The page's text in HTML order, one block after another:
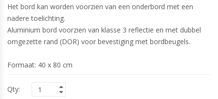
Het bord kan worden voorzien van een onderbord met een
nadere toelichting.
Aluminium bord voorzien van klasse 3 reflectie en met dubbel
omgezette rand (DOR) voor bevestiging met bordbeugels.
Formaat: 40 x 80 cm